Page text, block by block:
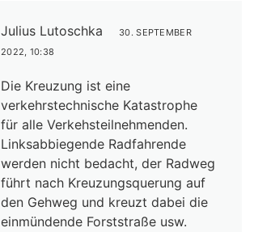
Julius Lutoschka
30. SEPTEMBER
2022, 10:38
Die Kreuzung ist eine
verkehrstechnische Katastrophe
für alle Verkehsteilnehmenden.
Linksabbiegende Radfahrende
werden nicht bedacht, der Radweg
führt nach Kreuzungsquerung auf
den Gehweg und kreuzt dabei die
einmündende Forststraße usw.